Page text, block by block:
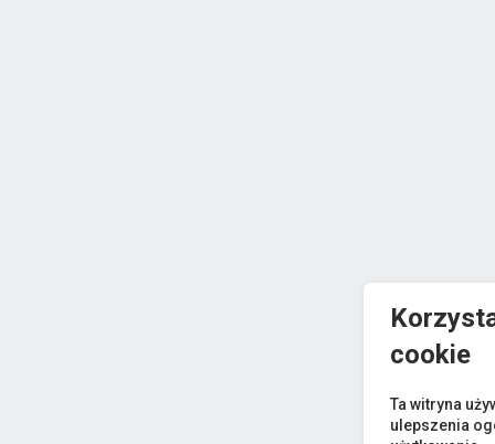
cookie
Ta witryna
ulepszenia